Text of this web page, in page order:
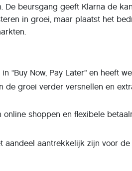
beursgang geeft Klarna de
in groei, maar plaatst het
“Buy Now, Pay Later” en heeft
de groei verder versnellen en
shoppen en flexibele
aandeel aantrekkelijk zijn voor